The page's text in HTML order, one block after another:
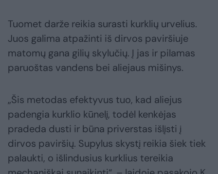
Tuomet darže reikia surasti kurklių urvelius.
Juos galima atpažinti iš dirvos paviršiuje
matomų gana gilių skylučių. Į jas ir pilamas
paruoštas vandens bei aliejaus mišinys.
„Šis metodas efektyvus tuo, kad aliejus
padengia kurklio kūnelį, todėl kenkėjas
pradeda dusti ir būna priverstas išlįsti į
dirvos paviršių. Supylus skystį reikia šiek tiek
palaukti, o išlindusius kurklius tereikia